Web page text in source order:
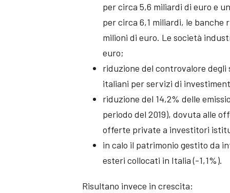
per circa 5,6 miliardi di euro e
per circa 6,1 miliardi, le
milioni di euro. Le società
euro;
riduzione del controvalore
italiani per servizi di
riduzione del 14,2% delle
periodo del 2019), dovuta alle
offerte private a investitori
in calo il patrimonio gestito da
esteri collocati in Italia (-1,1%).
Risultano invece in crescita: